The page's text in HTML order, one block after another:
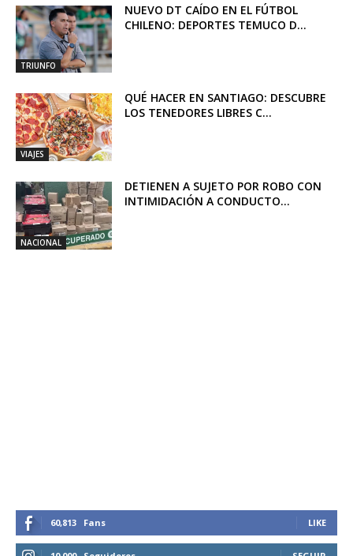
TRIUNFO
NUEVO DT CAÍDO EN EL FÚTBOL
CHILENO: DEPORTES TEMUCO D...
VIAJES
QUÉ HACER EN SANTIAGO: DESCUBRE
LOS TENEDORES LIBRES C...
NACIONAL
DETIENEN A SUJETO POR ROBO CON
INTIMIDACIÓN A CONDUCTO...
60,813 Fans LIKE